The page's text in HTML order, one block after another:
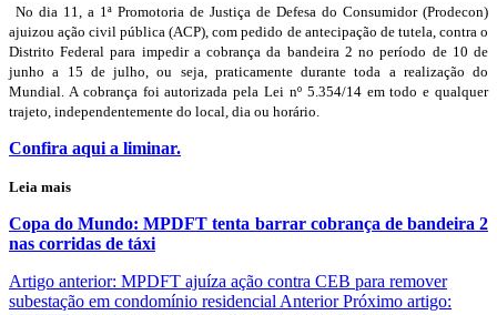
No dia 11, a 1ª Promotoria de Justiça de Defesa do Consumidor (Prodecon)
ajuizou ação civil pública (ACP), com pedido de antecipação de tutela, contra o
Distrito Federal para impedir a cobrança da bandeira 2 no período de 10 de
junho a 15 de julho, ou seja, praticamente durante toda a realização do
Mundial. A cobrança foi autorizada pela Lei nº 5.354/14 em todo e qualquer
trajeto, independentemente do local, dia ou horário.
Confira aqui a liminar.
Leia mais
Copa do Mundo: MPDFT tenta barrar cobrança de bandeira 2
nas corridas de táxi
Artigo anterior: MPDFT ajuíza ação contra CEB para remover
subestação em condomínio residencial Anterior Próximo artigo: